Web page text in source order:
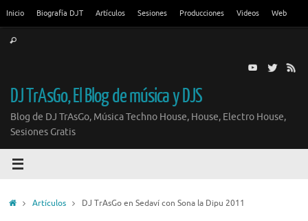
contenido
Inicio Biografía DJT Artículos Sesiones Producciones Videos Web
Buscar
DJ TrAsGo, El Blog de música y DJS
Blog de DJ TrAsGo, Música Techno House, House, Electro House,
Sesiones Gratis
InicioArtículos DJ TrAsGo en Sedaví con Sona la Dipu 2011